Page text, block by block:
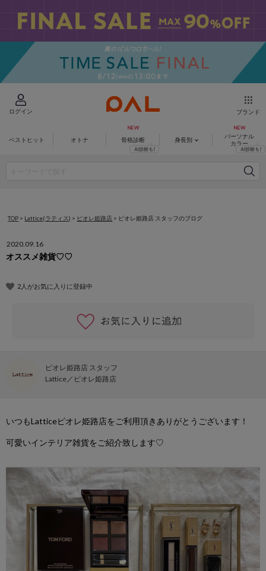
ログイン ブランド
ベストヒット オトナ 骨格診断 身長別
パーソナル
カラー
TOP > Lattice(ラティス) > ピオレ姫路店 > ピオレ姫路店 スタッフのブログ
2020.09.16
オススメ雑貨♡♡
2人がお気に入りに登録中
ピオレ姫路店 スタッフ
Lattice
ピオレ姫路店
いつもLatticeピオレ姫路店をご利用頂きありがとうございます！
可愛いインテリア雑貨をご紹介致します♡